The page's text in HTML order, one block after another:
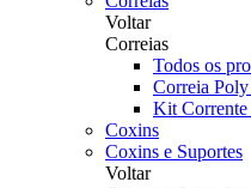
Voltar
Correias
Todos os
Correia
Kit
Coxins
Coxins e Suportes
Voltar